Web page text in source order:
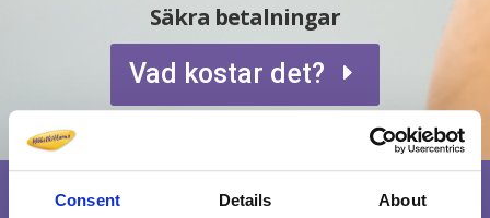
Consent Details About
Säkra betalningar
Vad kostar det?